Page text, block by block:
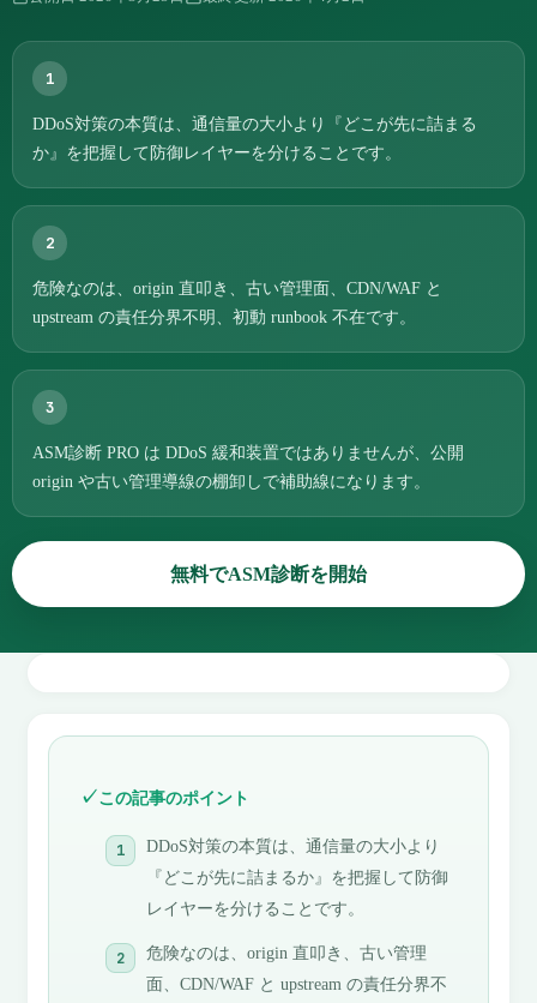
1
DDoS対策の本質は、通信量の大小より『どこが先に詰まる
か』を把握して防御レイヤーを分けることです。
2
危険なのは、origin 直叩き、古い管理面、CDN/WAF と
upstream の責任分界不明、初動 runbook 不在です。
3
ASM診断 PRO は DDoS 緩和装置ではありませんが、公開
origin や古い管理導線の棚卸しで補助線になります。
無料でASM診断を開始
この記事のポイント
DDoS対策の本質は、通信量の大小より
『どこが先に詰まるか』を把握して防御
レイヤーを分けることです。
危険なのは、origin 直叩き、古い管理
面、CDN/WAF と upstream の責任分界不